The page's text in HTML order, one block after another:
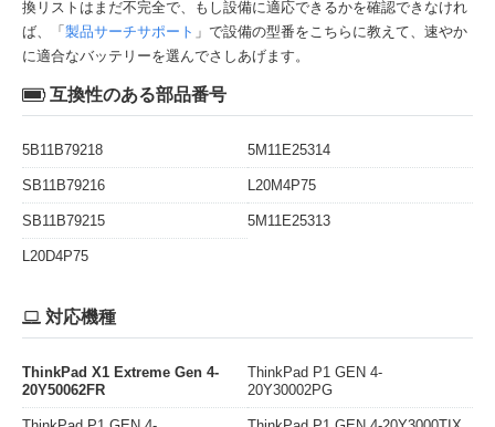
換リストはまだ不完全で、もし設備に適応できるかを確認できなけれ
ば、「 製品サーチサポート 」で設備の型番をこちらに教えて、速やか
に適合なバッテリーを選んでさしあげます。
互換性のある部品番号
5B11B79218 5M11E25314
SB11B79216 L20M4P75
SB11B79215 5M11E25313
L20D4P75
対応機種
ThinkPad X1 Extreme Gen 4-
20Y50062FR
ThinkPad P1 GEN 4-
20Y30002PG